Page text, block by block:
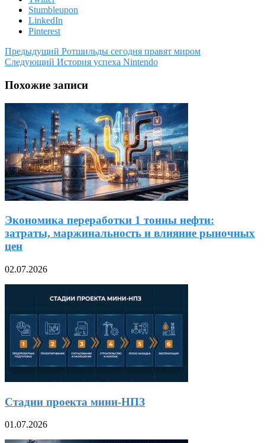
Stumbleupon
LinkedIn
Pinterest
Предыдущий Ротшильды сегодня правят миром
Следующий История успеха Nintendo
Похожие записи
Экономика переработки 1 тонны нефти:
затраты, маржинальность и влияние рыночных
цен
02.07.2026
Стадии проекта мини-НПЗ
01.07.2026